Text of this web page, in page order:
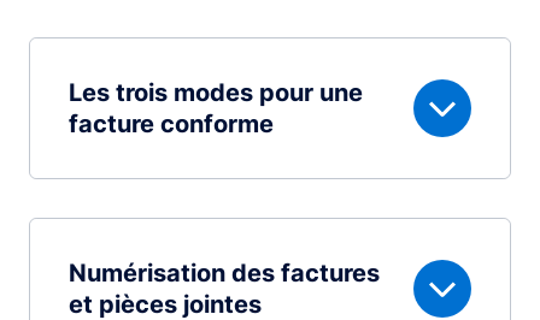
Les trois modes pour une
facture conforme
Numérisation des factures
et pièces jointes